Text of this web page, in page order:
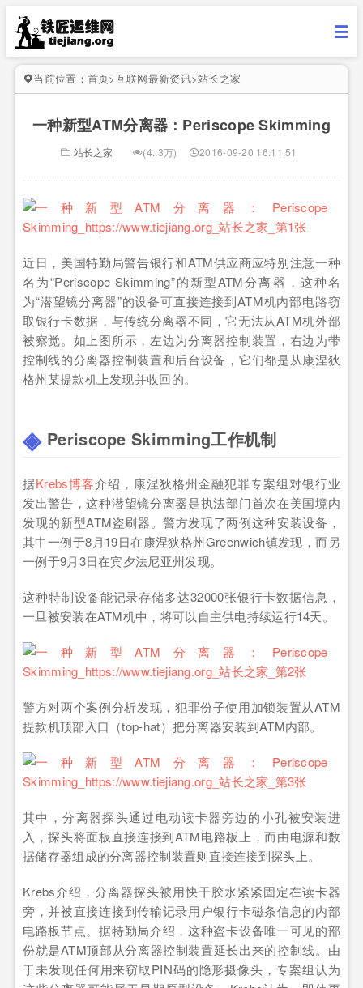
当前位置： 首页>互联网最新资讯>站长之家
一种新型ATM分离器：Periscope Skimming
站长之家 (4..3万) 2016-09-20 16:11:51
近日，美国特勤局警告银行和ATM供应商应特别注意一种
名为“Periscope Skimming”的新型ATM分离器，这种名
为“潜望镜分离器”的设备可直接连接到ATM机内部电路窃
取银行卡数据，与传统分离器不同，它无法从ATM机外部
被察觉。如上图所示，左边为分离器控制装置，右边为带
控制线的分离器控制装置和后台设备，它们都是从康涅狄
格州某提款机上发现并收回的。
Periscope Skimming工作机制
据Krebs博客介绍，康涅狄格州金融犯罪专案组对银行业
发出警告，这种潜望镜分离器是执法部门首次在美国境内
发现的新型ATM盗刷器。警方发现了两例这种安装设备，
其中一例于8月19日在康涅狄格州Greenwich镇发现，而另
一例于9月3日在宾夕法尼亚州发现。
这种特制设备能记录存储多达32000张银行卡数据信息，
一旦被安装在ATM机中，将可以自主供电持续运行14天。
警方对两个案例分析发现，犯罪份子使用加锁装置从ATM
提款机顶部入口（top-hat）把分离器安装到ATM内部。
其中，分离器探头通过电动读卡器旁边的小孔被安装进
入，探头将面板直接连接到ATM电路板上，而由电源和数
据储存器组成的分离器控制装置则直接连接到探头上。
Krebs介绍，分离器探头被用快干胶水紧紧固定在读卡器
旁，并被直接连接到传输记录用户银行卡磁条信息的内部
电路板节点。据特勤局介绍，这种盗卡设备唯一可见的部
份就是ATM顶部从分离器控制装置延长出来的控制线。由
于未发现任何用来窃取PIN码的隐形摄像头，专案组认为